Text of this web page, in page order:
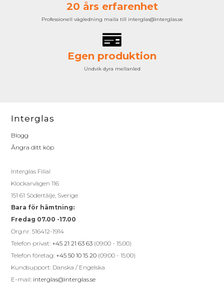
20 års erfarenhet
Professionell vägledning maila till interglas@interglas.se
Egen produktion
Undvik dyra mellanled
Interglas
Blogg
Ångra ditt köp
Interglas Filial
Klockarvägen 116
151 61 Södertälje, Sverige
Bara för hämtning:
Fredag 07.00 -17.00
Org.nr. 516412-1914
Telefon privat: +45 21 21 63 63 (09:00 - 15:00)
Telefon företag: +45 50 10 15 20 (09:00 - 15:00)
Kundsupport: Danska / Engelska
E-mail: interglas@interglas.se